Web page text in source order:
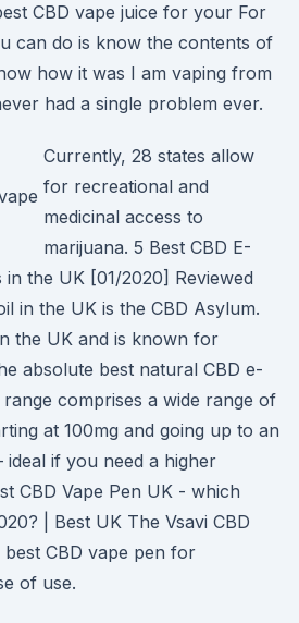
CBD vape juice for your For
can do is know the contents of
how it was I am vaping from
had a single problem ever.
Currently, 28 states allow
for recreational and
medicinal access to
marijuana. 5 Best CBD E-
in the UK [01/2020] Reviewed
in the UK is the CBD Asylum.
the UK and is known for
absolute best natural CBD e-
comprises a wide range of
at 100mg and going up to an
ideal if you need a higher
CBD Vape Pen UK - which
| Best UK The Vsavi CBD
CBD vape pen for
of use.